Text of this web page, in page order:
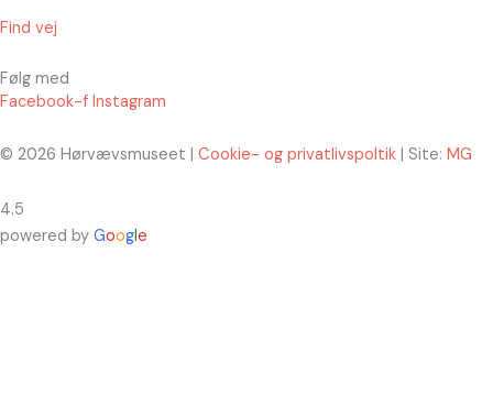
Find vej
Følg med
Facebook-f Instagram
© 2026 Hørvævsmuseet | Cookie- og privatlivspoltik | Site: MG
4.5
powered by Google